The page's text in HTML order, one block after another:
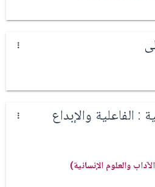
: الفاعلية والإبداع
والعلوم الإنسانية)